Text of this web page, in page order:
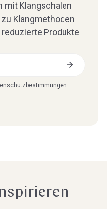
mit Klangschalen
Klangmethoden
Produkte